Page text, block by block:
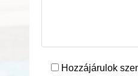
Hozzájárulok